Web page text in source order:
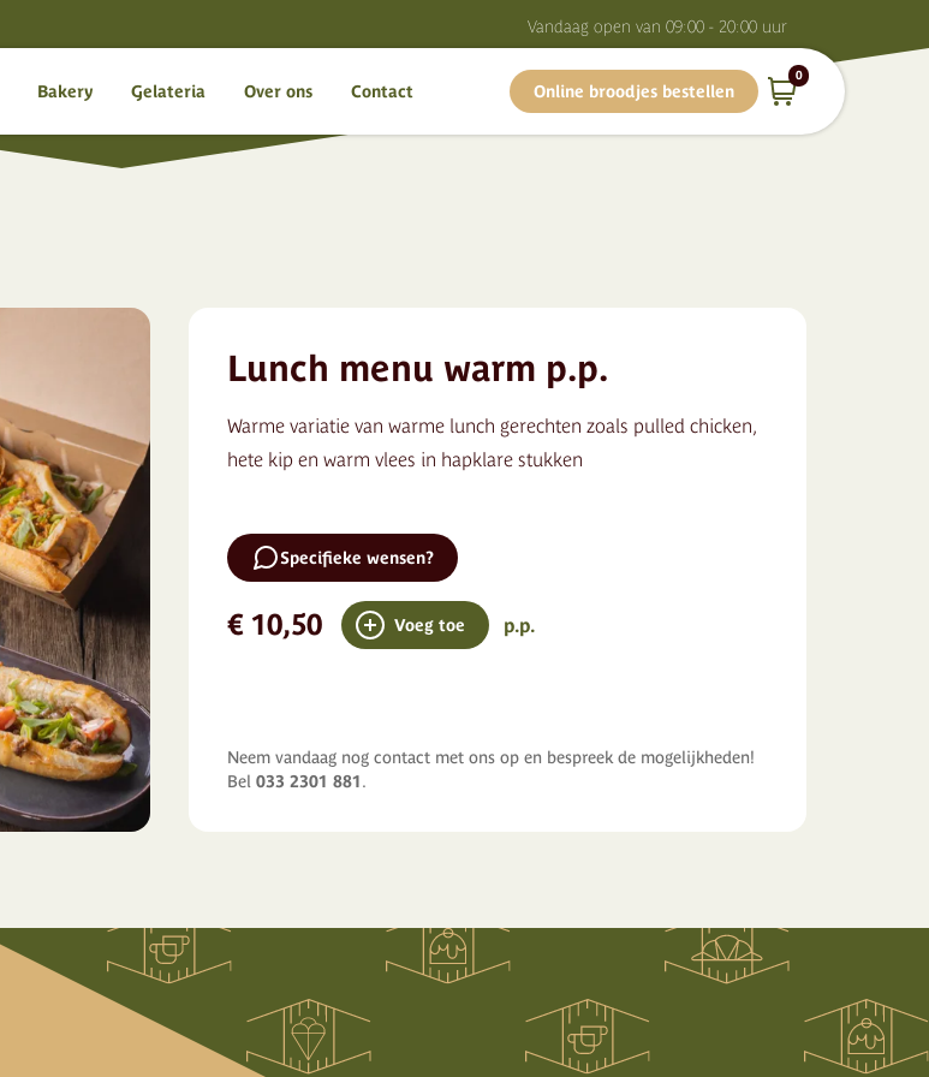
Vandaag open van 09:00 - 20:00 uur
Bakery Gelateria Over ons Contact Online broodjes bestellen
0
Lunch menu warm p.p.
Warme variatie van warme lunch gerechten zoals pulled chicken,
hete kip en warm vlees in hapklare stukken
Specifieke wensen?
€ 10,50 Voeg toe p.p.
Neem vandaag nog contact met ons op en bespreek de mogelijkheden!
Bel 033 2301 881.